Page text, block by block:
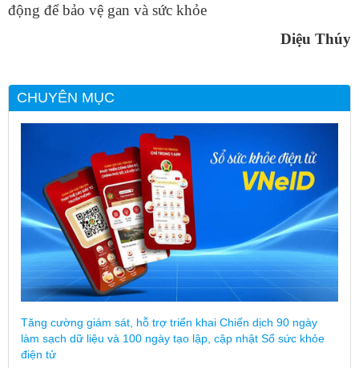
động để bảo vệ gan và sức khỏe
Diệu Thúy
CHUYÊN MỤC
Tăng cường giám sát, hỗ trợ triển khai Chiến dịch 90 ngày
làm sạch dữ liệu và 100 ngày tạo lập, cập nhật Sổ sức khỏe
điện tử